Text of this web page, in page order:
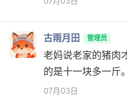
古雨月田 管理员
老妈说老家的猪肉
的是十一块多一斤。
07月03日